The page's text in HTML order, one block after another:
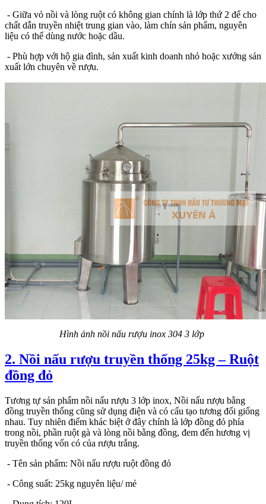
- Giữa vỏ nồi và lòng ruột có không gian chính là lớp thứ 2 để cho
chất dẫn truyền nhiệt trung gian vào, làm chín sản phẩm, nguyên
liệu có thể dùng nước hoặc dầu.
- Phù hợp với hộ gia đình, sản xuất kinh doanh nhỏ hoặc xưởng sản
xuất lớn chuyên về rượu.
Hình ảnh nồi nấu rượu inox 304 3 lớp
2. Nồi nấu rượu truyền thống 25kg – Ruột
đồng đỏ
Tương tự sản phẩm nồi nấu rượu 3 lớp inox, Nồi nấu rượu bằng
đồng truyền thống cũng sử dụng điện và có cấu tạo tương đối giống
nhau. Tuy nhiên điểm khác biệt ở đây chính là lớp đồng đỏ phía
trong nồi, phần ruột gà và lòng nồi bằng đồng, đem đến hương vị
truyền thống vốn có của rượu trắng.
- Tên sản phẩm: Nồi nấu rượu ruột đồng đỏ
- Công suất: 25kg nguyên liệu/ mẻ